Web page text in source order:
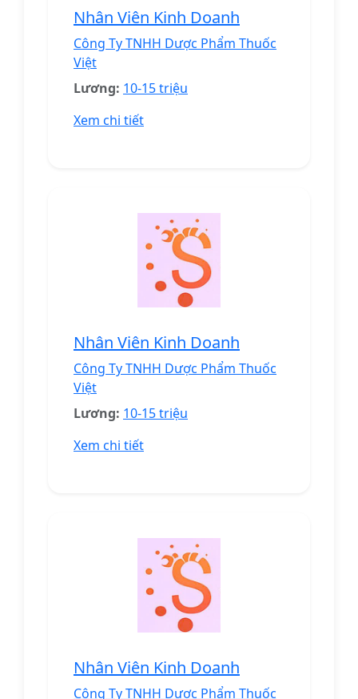
Nhân Viên Kinh Doanh
Công Ty TNHH Dược Phẩm Thuốc
Việt
Lương: 10-15 triệu
Xem chi tiết
Nhân Viên Kinh Doanh
Công Ty TNHH Dược Phẩm Thuốc
Việt
Lương: 10-15 triệu
Xem chi tiết
Nhân Viên Kinh Doanh
Công Ty TNHH Dược Phẩm Thuốc